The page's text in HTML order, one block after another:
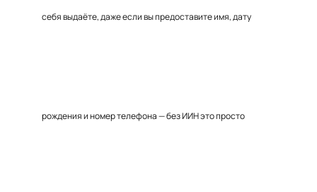
себя выдаёте, даже если вы предоставите имя, дату
рождения и номер телефона — без ИИН это просто